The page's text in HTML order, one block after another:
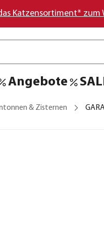
Katzensortiment* zum
Angebote
& Zisternen